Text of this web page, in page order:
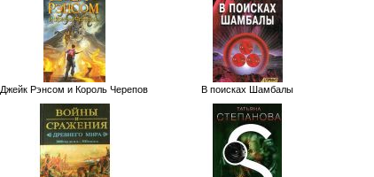
Джейк Рэнсом и Король Черепов В поисках Шамбалы